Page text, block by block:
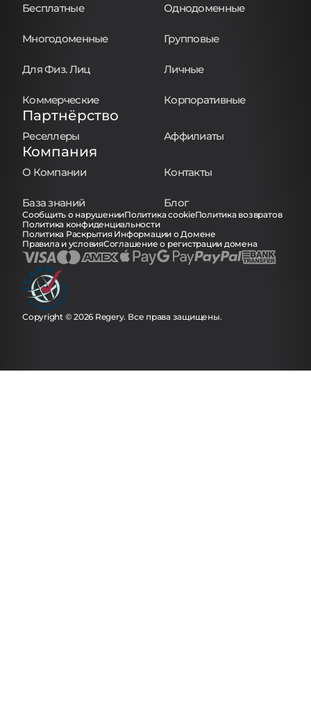
Бесплатные Однодоменные
Многодоменные Групповые
Для Физ. Лиц Личные
Коммерческие Корпоративные
Партнёрство
Реселлеры Аффилиаты
Компания
О Компании Контакты
База знаний Блог
Сообщить о нарушенииПолитика cookieПолитика возвратов
Политика конфиденциальности
Политика Раскрытия Информации о Домене
Правила и условияСоглашение о регистрации домена
Copyright © 2026 Regery. Все права защищены.